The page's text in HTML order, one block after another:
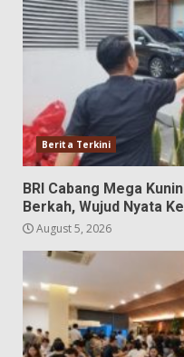
Berita Terkini
BRI Cabang Mega
Berkah, Wujud Nyata
August 5, 2026